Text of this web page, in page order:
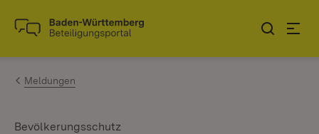
Zum Inhalt springen
Link zur Startseite
Meldungen
Bevölkerungsschutz